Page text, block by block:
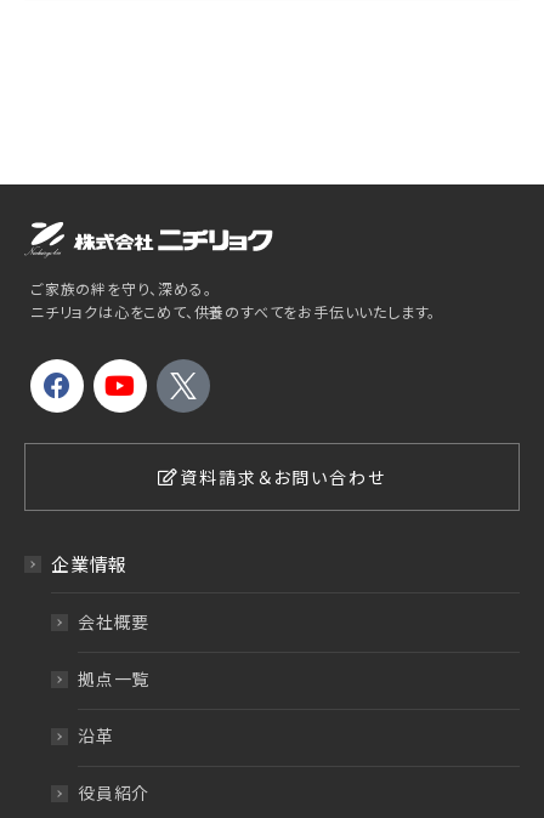
ご家族の絆を守り、深める。
ニチリョクは心をこめて、供養のすべてをお手伝いいたします。
資料請求＆お問い合わせ
企業情報
会社概要
拠点一覧
沿革
役員紹介